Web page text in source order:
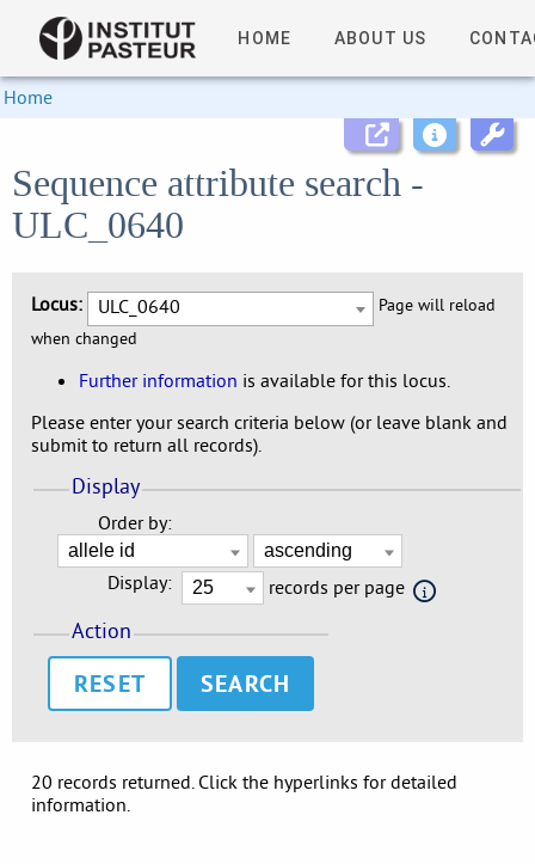
HOME ABOUT US
Home
Sequence attribute search -
ULC_0640
Locus: ULC_0640
Page will reload
when changed
Further information is available for this locus.
Please enter your search criteria below (or leave blank and
submit to return all records).
Display
Order by:
Display: records per page
Action
RESET
20 records returned. Click the hyperlinks for detailed
information.